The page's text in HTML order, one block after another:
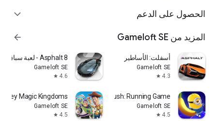
الحصول على الدعم expand_more
المزيد من Gameloft SE arrow_forward
أسفلت: الأساطير
Gameloft SE
4.3
star
Asphalt 8 - لعبة سباق سيارات
Gameloft SE
4.6
star
Minion Rush: Running Game
Gameloft SE
4.5
star
Magic Kingdoms
Gameloft SE
4.5
star